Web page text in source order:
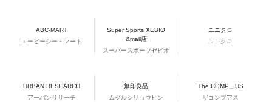
ABC-MART
エービーシー・マート
Super Sports XEBIO
&mall店
スーパースポーツゼビオ
ユニクロ
ユニクロ
URBAN RESEARCH
アーバンリサーチ
無印良品
ムジルシリョウヒン
The COMP＿US
ザコンプアス